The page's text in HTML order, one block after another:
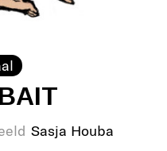
Sasja Houba